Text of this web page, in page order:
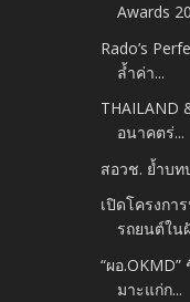
Awards
Rado’s
ล้ำค่า...
THAILAND
อนาคตร่...
สอวช. ย้ำบท
เปิดโครงกา
รถยนต์ใน
“ผอ
มาะแก่ก...